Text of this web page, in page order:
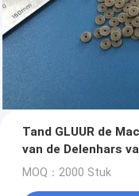
Tand GLUUR de
van de Delenhars
MOQ：2000 Stuk